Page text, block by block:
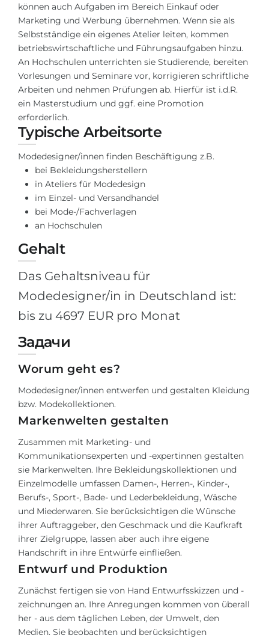
Beispiel-Stellenangebote
BERUFSORIENTIERUNG
Holland-Test
Interessenkarte-Test
RIASEC-Test
Erfolg
100%
Unsere Studierenden werden
BERATUNG!
Physik
Management
Anderes Fach
BEWERBEN AUS …
Russland
Ukraine
Kasachstan
Aserbaidschan
Armenien
Belarus
Anderes Land
BERATUNG BUCHEN
können auch Aufgaben im Bereich Einkauf oder
Marketing und Werbung übernehmen. Wenn sie als
Selbstständige ein eigenes Atelier leiten, kommen
betriebswirtschaftliche und Führungsaufgaben hinzu.
An Hochschulen unterrichten sie Studierende, bereiten
Vorlesungen und Seminare vor, korrigieren schriftliche
Arbeiten und nehmen Prüfungen ab. Hierfür ist i.d.R.
ein Masterstudium und ggf. eine Promotion
erforderlich.
Typische Arbeitsorte
Modedesigner/innen finden Beschäftigung z.B.
bei Bekleidungsherstellern
in Ateliers für Modedesign
im Einzel- und Versandhandel
bei Mode-/Fachverlagen
an Hochschulen
Gehalt
Das Gehaltsniveau für
Modedesigner/in in Deutschland ist:
bis zu 4697 EUR pro Monat
Задачи
Worum geht es?
Modedesigner/innen entwerfen und gestalten Kleidung
bzw. Modekollektionen.
Markenwelten gestalten
Zusammen mit Marketing- und
Kommunikationsexperten und -expertinnen gestalten
sie Markenwelten. Ihre Bekleidungskollektionen und
Einzelmodelle umfassen Damen-, Herren-, Kinder-,
Berufs-, Sport-, Bade- und Lederbekleidung, Wäsche
und Miederwaren. Sie berücksichtigen die Wünsche
ihrer Auftraggeber, den Geschmack und die Kaufkraft
ihrer Zielgruppe, lassen aber auch ihre eigene
Handschrift in ihre Entwürfe einfließen.
Entwurf und Produktion
Zunächst fertigen sie von Hand Entwurfsskizzen und -
zeichnungen an. Ihre Anregungen kommen von überall
her - aus dem täglichen Leben, der Umwelt, den
Medien. Sie beobachten und berücksichtigen